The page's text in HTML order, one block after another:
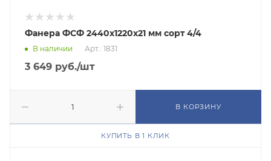
Фанера ФСФ 2440х1220х21 мм сорт 4/4
В наличии Арт.: 1831
3 649 руб./шт
В КОРЗИНУ
КУПИТЬ В 1 КЛИК